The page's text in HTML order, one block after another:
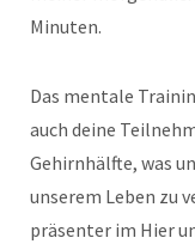
Minuten.
Das mentale
auch deine
Gehirnhälfte, was
unserem Leben zu
präsenter im Hier